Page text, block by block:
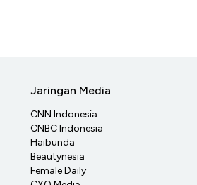
Jaringan Media
CNN Indonesia
CNBC Indonesia
Haibunda
Beautynesia
Female Daily